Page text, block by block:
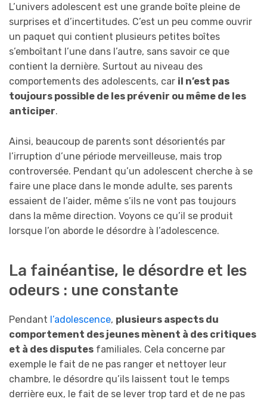
L’univers adolescent est une grande boîte pleine de
surprises et d’incertitudes. C’est un peu comme ouvrir
un paquet qui contient plusieurs petites boîtes
s’emboîtant l’une dans l’autre, sans savoir ce que
contient la dernière. Surtout au niveau des
comportements des adolescents, car il n’est pas
toujours possible de les prévenir ou même de les
anticiper.
Ainsi, beaucoup de parents sont désorientés par
l’irruption d’une période merveilleuse, mais trop
controversée. Pendant qu’un adolescent cherche à se
faire une place dans le monde adulte, ses parents
essaient de l’aider, même s’ils ne vont pas toujours
dans la même direction. Voyons ce qu’il se produit
lorsque l’on aborde le désordre à l’adolescence.
La fainéantise, le désordre et les
odeurs : une constante
Pendant l’adolescence, plusieurs aspects du
comportement des jeunes mènent à des critiques
et à des disputes familiales. Cela concerne par
exemple le fait de ne pas ranger et nettoyer leur
chambre, le désordre qu’ils laissent tout le temps
derrière eux, le fait de se lever trop tard et de ne pas